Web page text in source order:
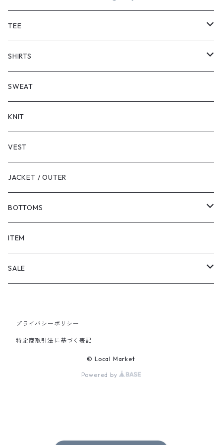
TEE
SHORT SLEEVE
LONG SLEEVE
SHIRTS
SHORT SLEEVE
LONG SLEEVE
SWEAT
KNIT
VEST
JACKET / OUTER
BOTTOMS
SHORTS
PANTS
ITEM
SALE
PANTS
プライバシーポリシー
特定商取引法に基づく表記
© Local Market
Powered by